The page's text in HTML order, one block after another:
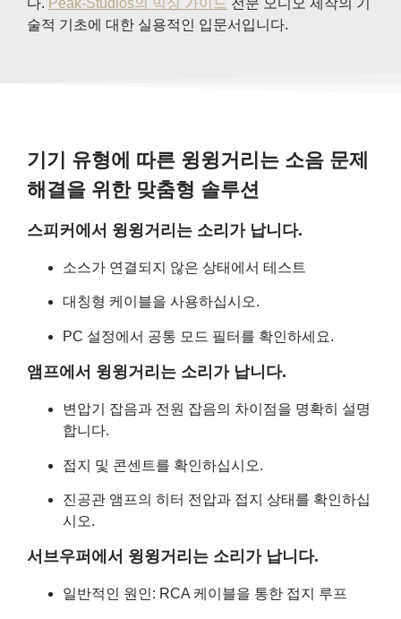
술적 기초에 대한 실용적인 입문서입니다.
기기 유형에 따른 윙윙거리는 소음 문제
해결을 위한 맞춤형 솔루션
스피커에서 윙윙거리는 소리가 납니다.
소스가 연결되지 않은 상태에서 테스트
대칭형 케이블을 사용하십시오.
PC 설정에서 공통 모드 필터를 확인하세요.
앰프에서 윙윙거리는 소리가 납니다.
변압기 잡음과 전원 잡음의 차이점을 명확히 설명
합니다.
접지 및 콘센트를 확인하십시오.
진공관 앰프의 히터 전압과 접지 상태를 확인하십
시오.
서브우퍼에서 윙윙거리는 소리가 납니다.
일반적인 원인: RCA 케이블을 통한 접지 루프